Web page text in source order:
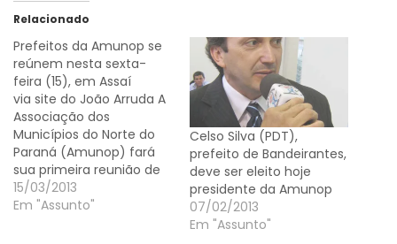
Relacionado
Prefeitos da Amunop se
reúnem nesta sexta-
feira (15), em Assaí
via site do João Arruda A
Associação dos
Municípios do Norte do
Paraná (Amunop) fará
sua primeira reunião de
2013 nesta sexta-feira
(15) em Assaí. O
15/03/2013
Em "Assunto"
Celso Silva (PDT),
prefeito de Bandeirantes,
deve ser eleito hoje
presidente da Amunop
07/02/2013
Em "Assunto"